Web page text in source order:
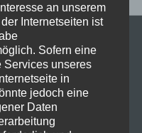
an unserem
Internetseiten ist
Sofern eine
Services unseres
in
jedoch eine
Daten